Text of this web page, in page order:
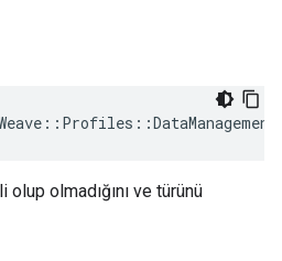
olup olmadığını ve türünü